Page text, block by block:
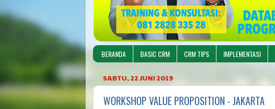
BERANDA BASIC CRM CRM TIPS IMPLEMENTASI
SABTU, 22 JUNI 2019
WORKSHOP VALUE PROPOSITION - JAKARTA